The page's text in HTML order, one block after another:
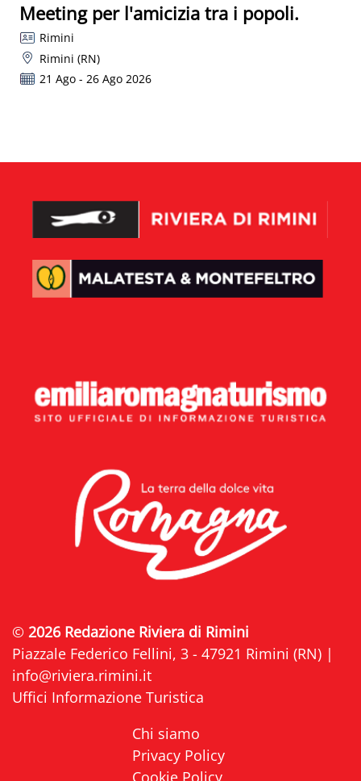
Meeting per l'amicizia tra i popoli.
Rimini
Rimini (RN)
21 Ago - 26 Ago 2026
© 2026 Redazione Riviera di Rimini
Piazzale Federico Fellini, 3 - 47921 Rimini (RN) |
info@riviera.rimini.it
Uffici Informazione Turistica
Chi siamo
Privacy Policy
Cookie Policy